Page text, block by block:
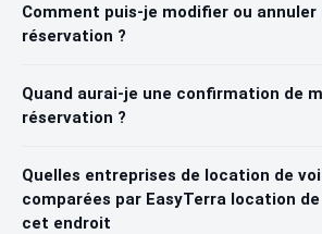
Comment puis-je modifier ou annuler
réservation ?
Quand aurai-je une confirmation de
réservation ?
Quelles entreprises de location de
comparées par EasyTerra location
cet endroit